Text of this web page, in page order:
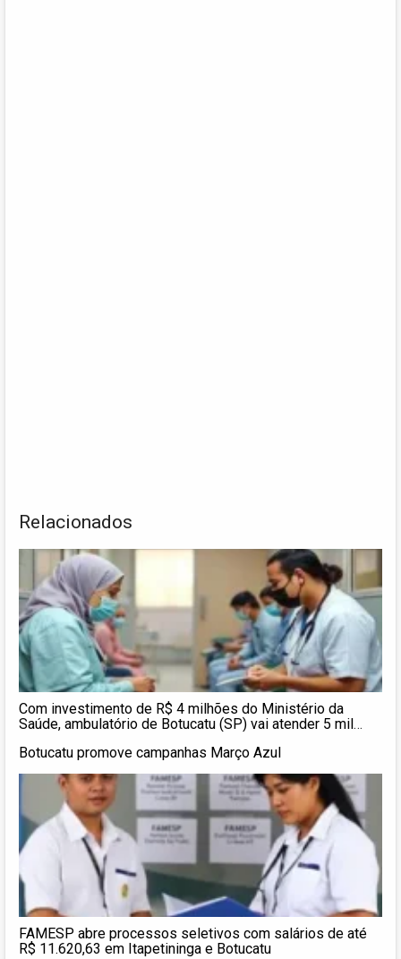
Relacionados
Com investimento de R$ 4 milhões do Ministério da
Saúde, ambulatório de Botucatu (SP) vai atender 5 mil
Botucatu promove campanhas Março Azul
FAMESP abre processos seletivos com salários de até
R$ 11.620,63 em Itapetininga e Botucatu